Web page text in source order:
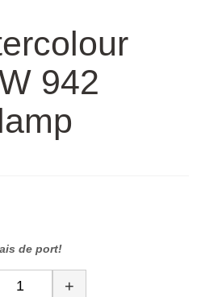
942
de port!
Quantité
+